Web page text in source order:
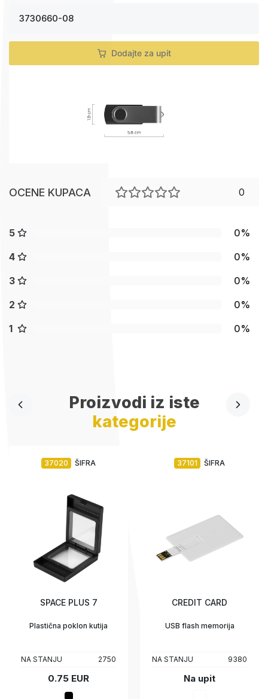
3730660-08
Dodajte za upit
OCENE KUPACA 0
5
0%
4
0%
3
0%
2
0%
1
0%
Proizvodi iz iste
kategorije
ŠIFRA
37020
SPACE PLUS 7
Plastična poklon kutija
NA STANJU 2750
0.75 EUR
ŠIFRA
37101
CREDIT CARD
USB flash memorija
NA STANJU 9380
Na upit